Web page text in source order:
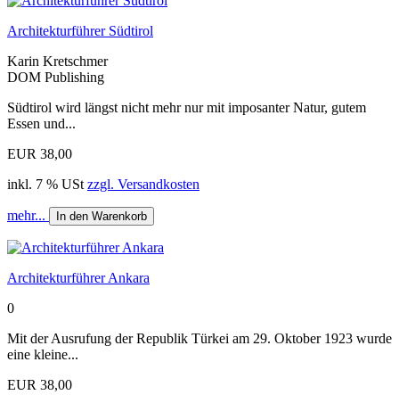
Architekturführer Südtirol
Karin Kretschmer
DOM Publishing
Südtirol wird längst nicht mehr nur mit imposanter Natur, gutem
Essen und...
EUR 38,00
inkl. 7 % USt zzgl. Versandkosten
mehr... In den Warenkorb
Architekturführer Ankara
0
Mit der Ausrufung der Republik Türkei am 29. Okto­ber 1923 wurde
eine kleine...
EUR 38,00